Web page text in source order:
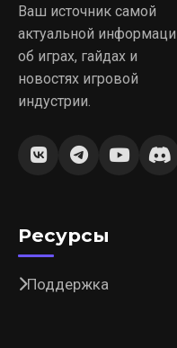
Ваш источник самой
актуальной
об играх, гайдах и
новостях игровой
индустрии.
Ресурсы
Поддержка